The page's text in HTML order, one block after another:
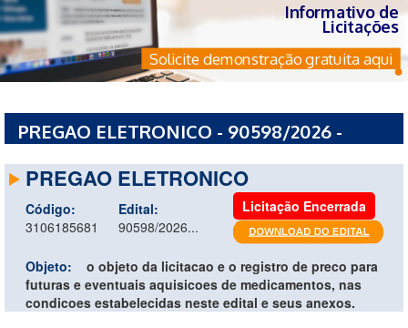
Informativo de
Licitações
Solicite demonstração gratuita aqui
PREGAO ELETRONICO - 90598/2026 -
PREGAO ELETRONICO
Código:
3106185681
Edital:
90598/2026...
Licitação Encerrada
Objeto:
o objeto da licitacao e o registro de preco para
futuras e eventuais aquisicoes de medicamentos, nas
condicoes estabelecidas neste edital e seus anexos.